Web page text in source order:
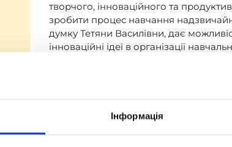
Інформація
творчого, інноваційного та
зробити процес навчання
думку Тетяни Василівни, дає
інноваційні ідеї в організації
педагогічною командою Тетяна
сучасного навчального контенту